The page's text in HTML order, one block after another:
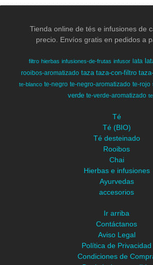
Tienda online de tés e infusiones de
precio. Envíos gratis en pedidos a
filtro hierbas infusiones-de-frutas infusor lata
rooibos-aromatizado taza taza-con-filtro
te-blanco te-negro te-negro-aromatizado te-rojo
verde te-verde-aromatizado
Té
Té (BIO)
Té desteinado
Rooibos
Chai
Hierbas e infusiones
Ayurvedas
accesorios
Ir arriba
Contáctanos
Aviso Legal
Política de Privacidad
Condiciones de